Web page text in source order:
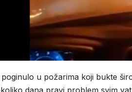
poginulo u požarima koji bukte
dana pravi problem svim